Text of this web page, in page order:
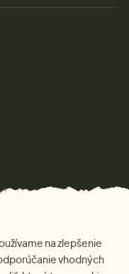
na zlepšenie
vhodných